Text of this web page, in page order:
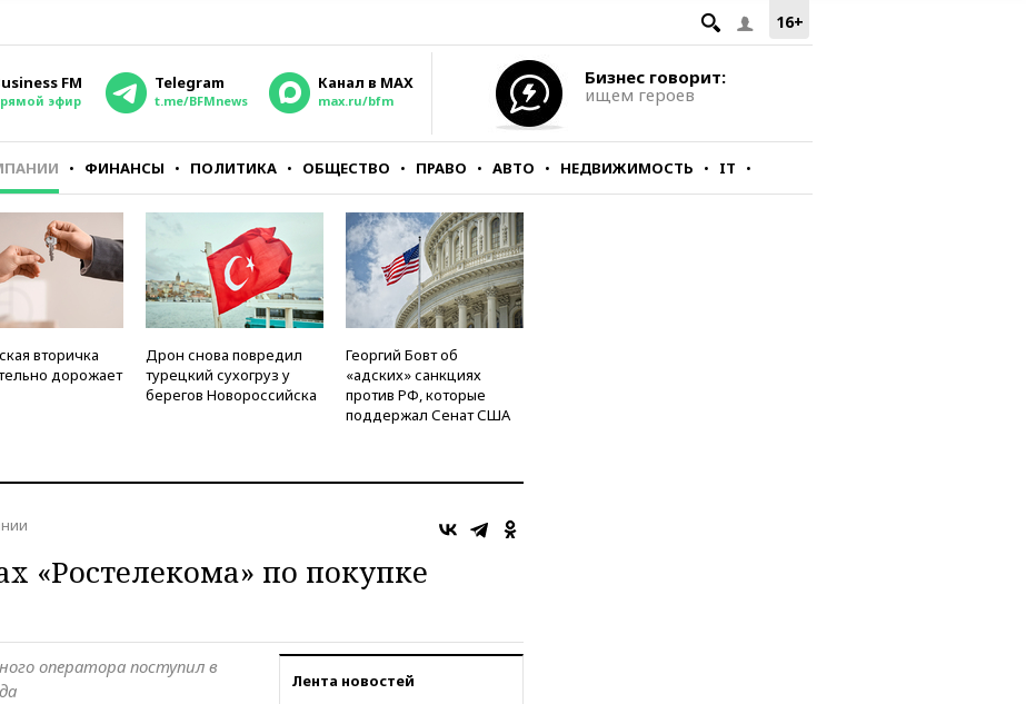
16+
FM
эфир
Telegram
t.me/BFMnews
Канал в MAX
max.ru/bfm
Бизнес говорит:
ищем героев
ФИНАНСЫ ПОЛИТИКА ОБЩЕСТВО ПРАВО АВТО НЕДВИЖИМОСТЬ IT
вторичка
дорожает
Дрон снова повредил
турецкий сухогруз у
берегов Новороссийска
Георгий Бовт об
«адских» санкциях
против РФ, которые
поддержал Сенат США
«Ростелекома» по покупке
Лента новостей
оператора поступил в